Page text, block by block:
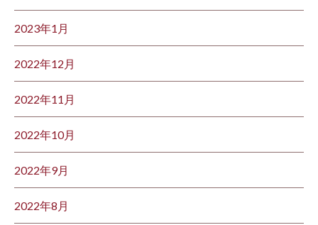
2023年1月
2022年12月
2022年11月
2022年10月
2022年9月
2022年8月